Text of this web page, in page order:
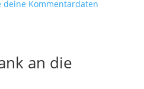
deine Kommentardaten
an die